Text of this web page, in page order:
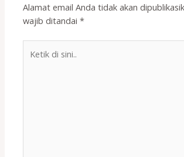
Alamat email Anda tidak akan
wajib ditandai*